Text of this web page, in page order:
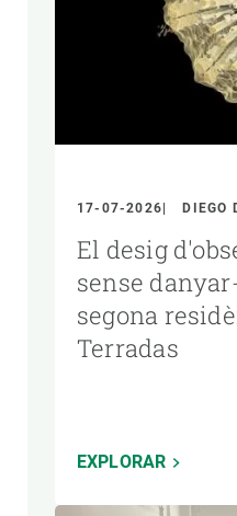
17-07-2026 DIEGO
El desig
sense
segona
Terradas
EXPLORAR